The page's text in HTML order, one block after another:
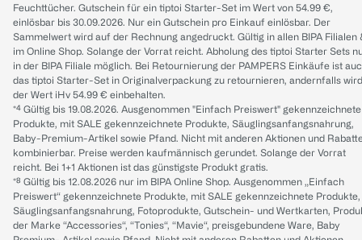
Feuchttücher. Gutschein für ein tiptoi Starter-Set im Wert von 54.99 €,
einlösbar bis 30.09.2026. Nur ein Gutschein pro Einkauf einlösbar. Der
Sammelwert wird auf der Rechnung angedruckt. Gültig in allen BIPA Filialen
im Online Shop. Solange der Vorrat reicht. Abholung des tiptoi Starter Sets
in der BIPA Filiale möglich. Bei Retournierung der PAMPERS Einkäufe ist
das tiptoi Starter-Set in Originalverpackung zu retournieren, andernfalls wird
der Wert iHv 54.99 € einbehalten.
*⁴ Gültig bis 19.08.2026. Ausgenommen "Einfach Preiswert" gekennzeichnete
Produkte, mit SALE gekennzeichnete Produkte, Säuglingsanfangsnahrung,
Baby-Premium-Artikel sowie Pfand. Nicht mit anderen Aktionen und
kombinierbar. Preise werden kaufmännisch gerundet. Solange der Vorrat
reicht. Bei 1+1 Aktionen ist das günstigste Produkt gratis.
*⁸ Gültig bis 12.08.2026 nur im BIPA Online Shop. Ausgenommen „Einfach
Preiswert“ gekennzeichnete Produkte, mit SALE gekennzeichnete Produkte,
Säuglingsanfangsnahrung, Fotoprodukte, Gutschein- und Wertkarten,
der Marke “Accessories“, “Tonies“, “Mavie“, preisgebundene Ware, Baby